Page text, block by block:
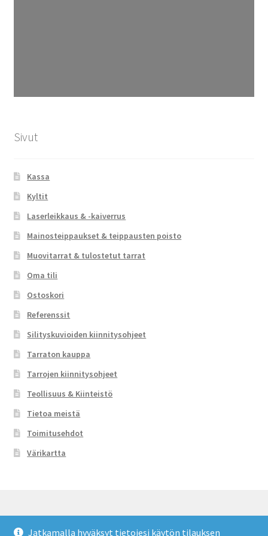
Jatkamalla hyväksyt tietojesi käytön tilauksen
Sivut
Kassa
Kyltit
Laserleikkaus & -kaiverrus
Mainosteippaukset & teippausten poisto
Muovitarrat & tulostetut tarrat
Oma tili
Ostoskori
Referenssit
Silityskuvioiden kiinnitysohjeet
Tarraton kauppa
Tarrojen kiinnitysohjeet
Teollisuus & Kiinteistö
Tietoa meistä
Toimitusehdot
Värikartta